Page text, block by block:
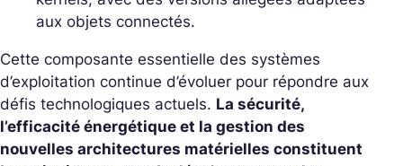
aux objets connectés.
Cette composante essentielle des systèmes
d’exploitation continue d’évoluer pour répondre aux
défis technologiques actuels. La sécurité,
l’efficacité énergétique et la gestion des
nouvelles architectures matérielles constituent